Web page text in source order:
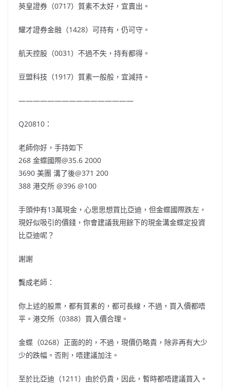
英皇證券（0717）質素不太好，宜賣出。
耀才證券金融（1428）可持有，仍可守。
航天控股（0031）不過不失，持有都得。
豆盟科技（1917）質素一般般，宜減持。
————————————————
Q20810：
老師你好，手持如下
268 金蝶國際@35.6 2000
3690 美團 溝了後@371 200
388 港交所 @396 @100
手頭仲有13萬現金，心思思想買比亞迪，但金蝶國際跌左，
現好似吸引的價錢，你會建議我用餘下的現金溝金蝶定投資
比亞迪呢？
謝謝
龔成老師：
你上述的股票，都有質素的，都可長線，不過，買入價都唔
平。港交所（0388）買入價合理。
金蝶（0268）正面的的，不過，現價仍略貴，除非再有大少
少的跌幅。否則，唔建議加注。
至於比亞迪（1211）由於仍貴，因此，暫時都唔建議買入。